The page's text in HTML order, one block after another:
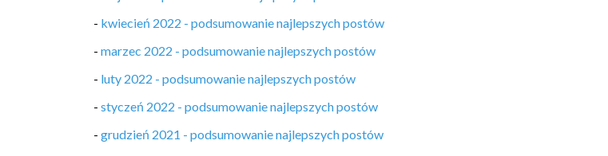
- kwiecień 2022 - podsumowanie najlepszych postów
- marzec 2022 - podsumowanie najlepszych postów
- luty 2022 - podsumowanie najlepszych postów
- styczeń 2022 - podsumowanie najlepszych postów
- grudzień 2021 - podsumowanie najlepszych postów